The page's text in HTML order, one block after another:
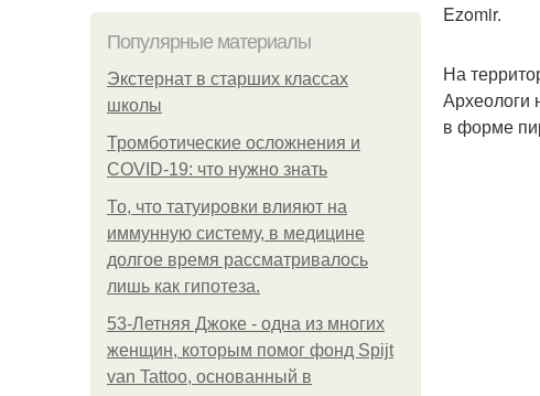
Популярные материалы
Экстернат в старших классах
школы
Тромботические осложнения и
COVID-19: что нужно знать
То, что татуировки влияют на
иммунную систему, в медицине
долгое время рассматривалось
лишь как гипотеза.
53-Летняя Джоке - одна из многих
женщин, которым помог фонд Spijt
van Tattoo, основанный в
Ezomir.
На
Археологи
в форме